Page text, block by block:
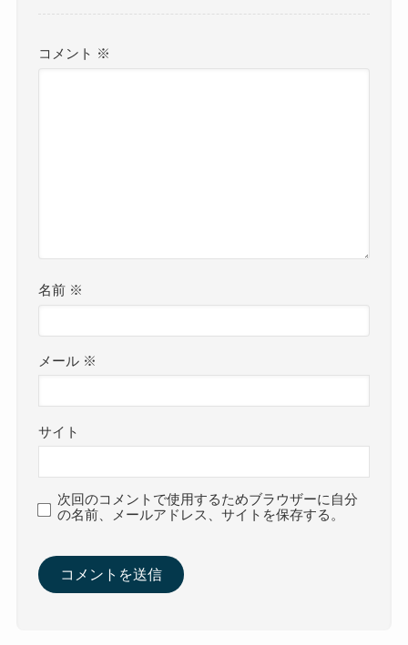
コメント ※
名前 ※
メール ※
サイト
次回のコメントで使用するためブラウザーに自分
の名前、メールアドレス、サイトを保存する。